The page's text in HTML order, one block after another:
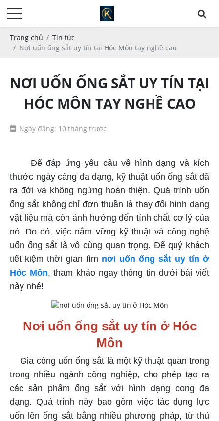
Trang chủ
Tin tức
Nơi uốn ống sắt uy tín tại Hóc Môn tay nghề cao
NƠI UỐN ỐNG SẮT UY TÍN TẠI
HÓC MÔN TAY NGHỀ CAO
Ngày đăng: 10 tháng trước
Để đáp ứng yêu cầu về hình dạng và kích
thước ngày càng đa dạng, kỹ thuật uốn ống sắt đã
ra đời và không ngừng hoàn thiện. Quá trình uốn
ống sắt không chỉ đơn thuần là thay đổi hình dạng
vật liệu mà còn ảnh hưởng đến tính chất cơ lý của
nó. Do đó, việc nắm vững kỹ thuật và công nghệ
uốn ống sắt là vô cùng quan trọng. Để quý khách
tiết kiệm thời gian tìm nơi uốn ống sắt uy tín ở
Hóc Môn, tham khảo ngay thông tin dưới bài viết
này nhé!
Nơi uốn ống sắt uy tín ở Hóc
Môn
Gia công uốn ống sắt là một kỹ thuật quan trọng
trong nhiều ngành công nghiệp, cho phép tạo ra
các sản phẩm ống sắt với hình dạng cong đa
dạng. Quá trình này bao gồm việc tác dụng lực
uốn lên ống sắt bằng nhiều phương pháp, từ thủ